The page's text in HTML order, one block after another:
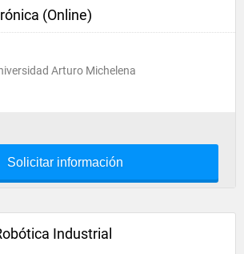
(Online)
Arturo Michelena
Solicitar información
Industrial